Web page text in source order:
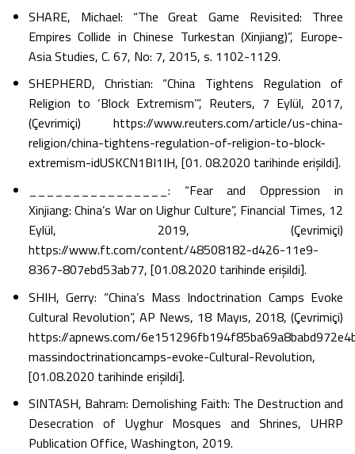
SHARE, Michael: “The Great Game Revisited: Three
Empires Collide in Chinese Turkestan (Xinjiang)”, Europe-
Asia Studies, C. 67, No: 7, 2015, s. 1102-1129.
SHEPHERD, Christian: “China Tightens Regulation of
Religion to ‘Block Extremism’”, Reuters, 7 Eylül, 2017,
(Çevrimiçi) https://www.reuters.com/article/us-china-
religion/china-tightens-regulation-of-religion-to-block-
extremism-idUSKCN1BI1IH, [01. 08.2020 tarihinde erişildi].
________________: “Fear and Oppression in
Xinjiang: China’s War on Uighur Culture”, Financial Times, 12
Eylül, 2019, (Çevrimiçi)
https://www.ft.com/content/48508182-d426-11e9-
8367-807ebd53ab77, [01.08.2020 tarihinde erişildi].
SHIH, Gerry: “China’s Mass Indoctrination Camps Evoke
Cultural Revolution”, AP News, 18 Mayıs, 2018, (Çevrimiçi)
https://apnews.com/
massindoctrinationcamps-evoke-Cultural-Revolution,
[01.08.2020 tarihinde erişildi].
SINTASH, Bahram: Demolishing Faith: The Destruction and
Desecration of Uyghur Mosques and Shrines, UHRP
Publication Office, Washington, 2019.